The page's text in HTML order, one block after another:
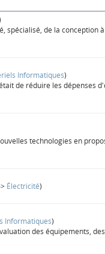
spécialisé, de la conception
Informatiques)
était de réduire les dépenses
technologies en
Électricité)
Informatiques)
des équipements,